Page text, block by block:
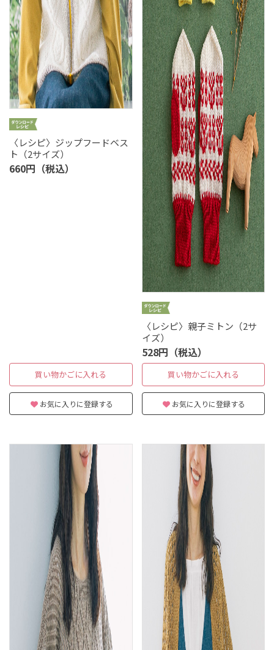
〈レシピ〉ジップフードベス
ト（2サイズ）
660円（税込）
買い物かごに入れる
お気に入りに登録する
〈レシピ〉親子ミトン（2サ
イズ）
528円（税込）
買い物かごに入れる
お気に入りに登録する